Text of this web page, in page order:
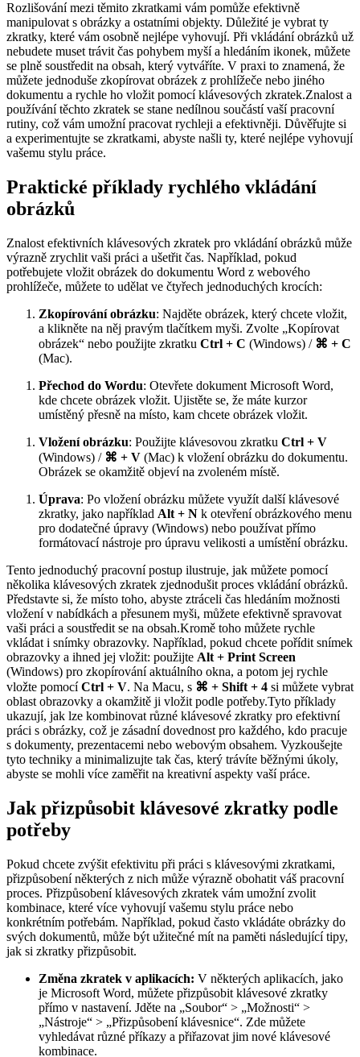
Rozlišování mezi těmito zkratkami vám pomůže efektivně
manipulovat s obrázky a ostatními objekty. Důležité je vybrat ty
zkratky, které vám osobně nejlépe vyhovují. Při vkládání obrázků už
nebudete muset trávit čas pohybem myší a hledáním ikonek, můžete
se plně soustředit na obsah, který vytváříte. V praxi to znamená, že
můžete jednoduše zkopírovat obrázek z prohlížeče nebo jiného
dokumentu a rychle ho vložit pomocí klávesových zkratek.Znalost a
používání těchto zkratek se stane nedílnou součástí vaší pracovní
rutiny, což vám umožní pracovat rychleji a efektivněji. Důvěřujte si
a experimentujte se zkratkami, abyste našli ty, které nejlépe vyhovují
vašemu stylu práce.
Praktické příklady rychlého vkládání
obrázků
Znalost efektivních klávesových zkratek pro vkládání obrázků může
výrazně zrychlit vaši práci a ušetřit čas. Například, pokud
potřebujete vložit obrázek do dokumentu Word z webového
prohlížeče, můžete to udělat ve čtyřech jednoduchých krocích:
Zkopírování obrázku: Najděte obrázek, který chcete vložit,
a klikněte na něj pravým tlačítkem myši. Zvolte „Kopírovat
obrázek“ nebo použijte zkratku Ctrl + C (Windows) / ⌘ + C
(Mac).
Přechod do Wordu: Otevřete dokument Microsoft Word,
kde chcete obrázek vložit. Ujistěte se, že máte kurzor
umístěný přesně na místo, kam chcete obrázek vložit.
Vložení obrázku: Použijte klávesovou zkratku Ctrl + V
(Windows) / ⌘ + V (Mac) k vložení obrázku do dokumentu.
Obrázek se okamžitě objeví na zvoleném místě.
Úprava: Po vložení obrázku můžete využít další klávesové
zkratky, jako například Alt + N k otevření obrázkového menu
pro dodatečné úpravy (Windows) nebo používat přímo
formátovací nástroje pro úpravu velikosti a umístění obrázku.
Tento jednoduchý pracovní postup ilustruje, jak můžete pomocí
několika klávesových zkratek zjednodušit proces vkládání obrázků.
Představte si, že místo toho, abyste ztráceli čas hledáním možnosti
vložení v nabídkách a přesunem myši, můžete efektivně spravovat
vaši práci a soustředit se na obsah.Kromě toho můžete rychle
vkládat i snímky obrazovky. Například, pokud chcete pořídit snímek
obrazovky a ihned jej vložit: použijte Alt + Print Screen
(Windows) pro zkopírování aktuálního okna, a potom jej rychle
vložte pomocíCtrl + V. Na Macu, s ⌘ + Shift + 4 si můžete vybrat
oblast obrazovky a okamžitě ji vložit podle potřeby.Tyto příklady
ukazují, jak lze kombinovat různé klávesové zkratky pro efektivní
práci s obrázky, což je zásadní dovednost pro každého, kdo pracuje
s dokumenty, prezentacemi nebo webovým obsahem. Vyzkoušejte
tyto techniky a minimalizujte tak čas, který trávíte běžnými úkoly,
abyste se mohli více zaměřit na kreativní aspekty vaší práce.
Jak přizpůsobit klávesové zkratky podle
potřeby
Pokud chcete zvýšit efektivitu při práci s klávesovými zkratkami,
přizpůsobení některých z nich může výrazně obohatit váš pracovní
proces. Přizpůsobení klávesových zkratek vám umožní zvolit
kombinace, které více vyhovují vašemu stylu práce nebo
konkrétním potřebám. Například, pokud často vkládáte obrázky do
svých dokumentů, může být užitečné mít na paměti následující tipy,
jak si zkratky přizpůsobit.
Změna zkratek v aplikacích: V některých aplikacích, jako
je Microsoft Word, můžete přizpůsobit klávesové zkratky
přímo v nastavení. Jděte na „Soubor“ > „Možnosti“ >
„Nástroje“ > „Přizpůsobení klávesnice“. Zde můžete
vyhledávat různé příkazy a přiřazovat jim nové klávesové
kombinace.